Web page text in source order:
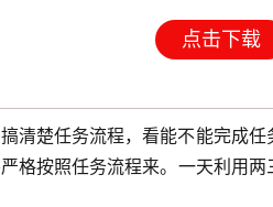
点击下载
清楚任务流程，看能不能完成任
格按照任务流程来。一天利用两